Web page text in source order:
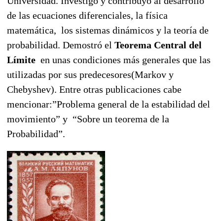
de las ecuaciones diferenciales, la física
matemática, los sistemas dinámicos y la teoría de
probabilidad. Demostró el Teorema Central del
Límite en unas condiciones más generales que las
utilizadas por sus predecesores(Markov y
Chebyshev). Entre otras publicaciones cabe
mencionar:”Problema general de la estabilidad del
movimiento” y “Sobre un teorema de la
Probabilidad”.